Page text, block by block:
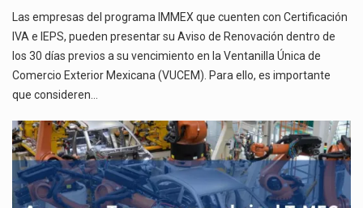
Las empresas del programa IMMEX que cuenten con Certificación
IVA e IEPS, pueden presentar su Aviso de Renovación dentro de
los 30 días previos a su vencimiento en la Ventanilla Única de
Comercio Exterior Mexicana (VUCEM). Para ello, es importante
que consideren…